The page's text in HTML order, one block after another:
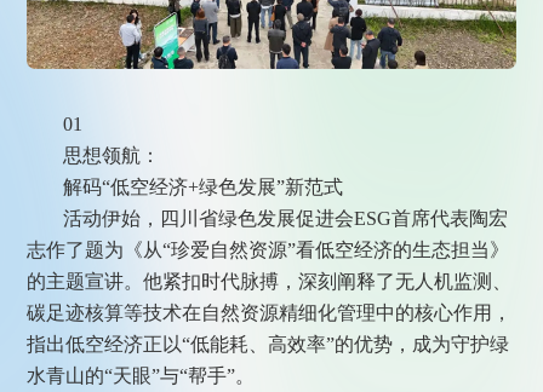
01
思想领航：
解码“低空经济+绿色发展”新范式
活动伊始，四川省绿色发展促进会ESG首席代表陶宏
志作了题为《从“珍爱自然资源”看低空经济的生态担当》
的主题宣讲。他紧扣时代脉搏，深刻阐释了无人机监测、
碳足迹核算等技术在自然资源精细化管理中的核心作用，
指出低空经济正以“低能耗、高效率”的优势，成为守护绿
水青山的“天眼”与“帮手”。